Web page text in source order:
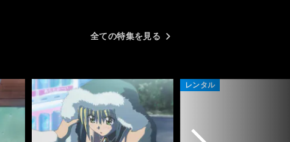
まで観ないと面白さが見えな
いとのことなので、一応最後
視聴者の心を掴む作品で
コミスペースで書いたも
全ての特集を見る
レンタル